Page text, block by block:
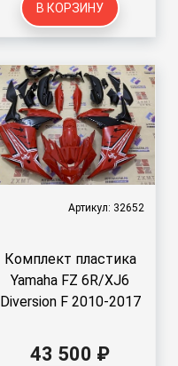
В КОРЗИНУ
Артикул: 32652
Комплект пластика
Yamaha FZ 6R/XJ6
Diversion F 2010-2017
43 500 ₽